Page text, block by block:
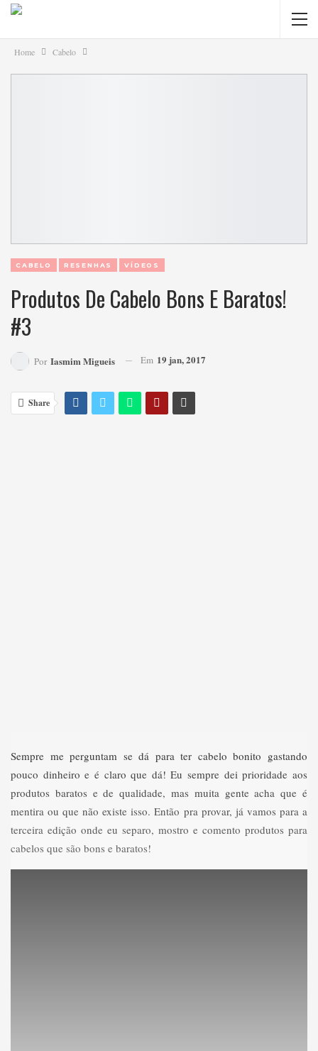
Home Cabelo
CABELO RESENHAS VÍDEOS
Produtos De Cabelo Bons E Baratos!
#3
Por Iasmim Migueis Em 19 jan, 2017
Share
Sempre me perguntam se dá para ter cabelo bonito gastando
pouco dinheiro e é claro que dá! Eu sempre dei prioridade aos
produtos baratos e de qualidade, mas muita gente acha que é
mentira ou que não existe isso. Então pra provar, já vamos para a
terceira edição onde eu separo, mostro e comento produtos para
cabelos que são bons e baratos!